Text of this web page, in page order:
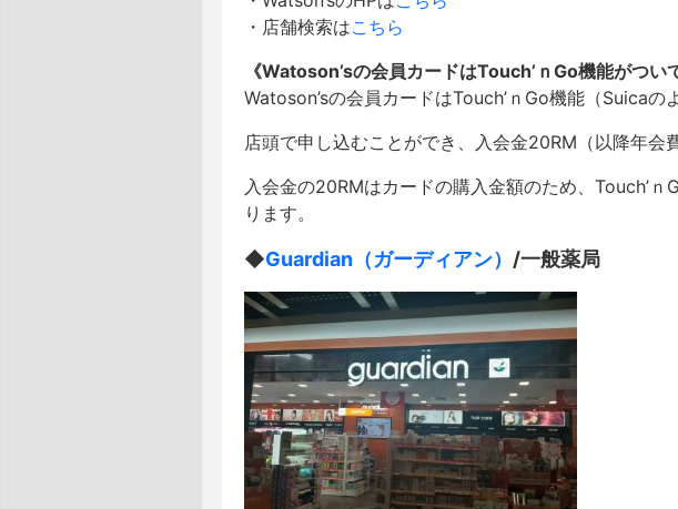
・店舗検索はこちら
《Watoson’sの会員カードはTouch’ｎGo機能がつい
Watoson’sの会員カードはTouch’ｎGo機能（Suicaの
店頭で申し込むことができ、入会金20RM（以降年会
入会金の20RMはカードの購入金額のため、Touch’
ります。
◆Guardian（ガーディアン） /一般薬局